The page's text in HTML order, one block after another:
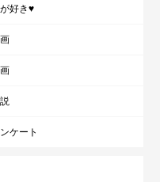
好き♥
ケート